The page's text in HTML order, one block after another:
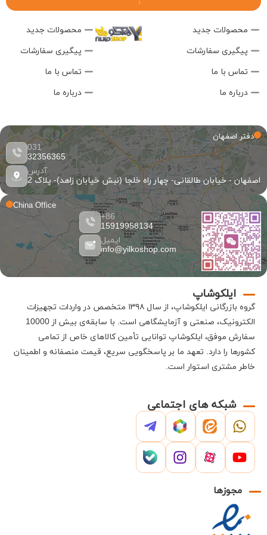
محصولات جدید
پیگیری سفارشات
تماس با ما
درباره ما
محصولات جدید
پیگیری سفارشات
تماس با ما
درباره ما
China Office
86+
15919958134
ایمیل
info@yilkoshop.com
دفتر اصفهان
031
32356365
آدرس
اصفهان - خیابان طالقانی- چهار راه خلجا (نبش خیابان زاهد)- پلاک 2
ایلکوشاپ
گروه بازرگانی ایلکوشاپ
، از سال ۱۳۹۸ متخصص در واردات تجهیزات
الکترونیک، صنعتی و آزمایشگاهی است.
با سابقه‌ی بیش از 10000
سفارش موفق، ایلکوشاپ توانایی تأمین کالاهای خاص از تمامی
کشورها را دارد. تعهد ما بر پاسخگویی سریع، قیمت منصفانه و اطمینان
خاطر مشتری استوار است.
شبکه های اجتماعی
مجوزها